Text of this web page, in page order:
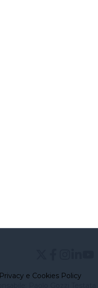
Privacy e Cookies Policy